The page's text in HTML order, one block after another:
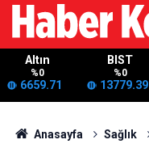
Altın
%0
6659.71
BIST
%0
13779.39
Anasayfa Sağlık